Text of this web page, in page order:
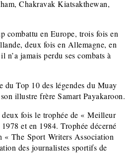
Chakravak Kiatsakthewan,
combattu en Europe, trois fois en
deux fois en Allemagne, en
jamais perdu ses combats à
du Top 10 des légendes du Muay
illustre frère Samart Payakaroon.
fois le trophée de « Meilleur
et en 1984. Trophée décerné
« The Sport Writers Association
des journalistes sportifs de